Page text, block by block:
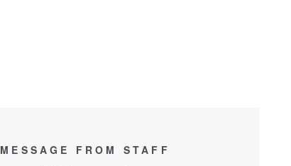
MESSAGE FROM STAFF